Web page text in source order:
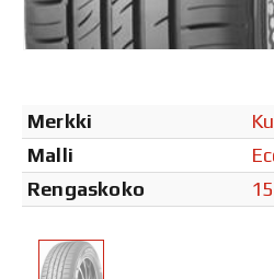
Merkki
Malli
Rengaskoko